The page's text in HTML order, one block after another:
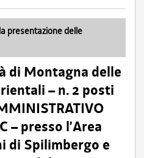
presentazione delle
di Montagna delle
– n. 2 posti
– presso l’Area
di Spilimbergo e